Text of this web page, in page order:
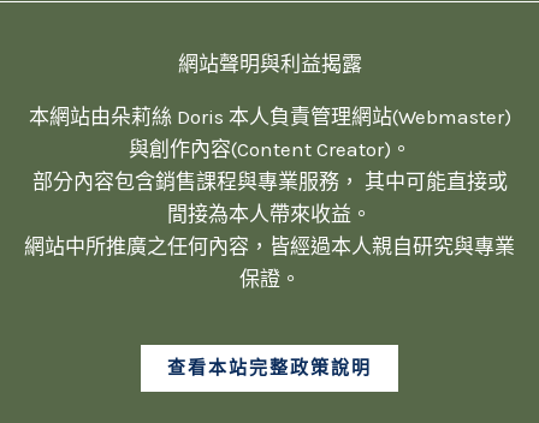
網站聲明與利益揭露
本網站由朵莉絲 Doris 本人負責管理網站(Webmaster)
與創作內容(Content Creator)。
部分內容包含銷售課程與專業服務， 其中可能直接或
間接為本人帶來收益。
網站中所推廣之任何內容，皆經過本人親自研究與專業
保證。
查看本站完整政策說明